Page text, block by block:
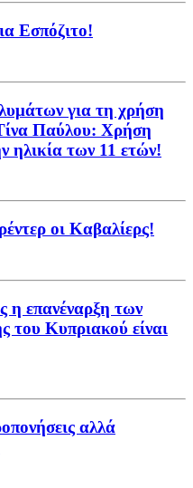
Εσπόζιτο!
για τη χρήση
Παύλου: Χρήση
ηλικία των 11 ετών!
οι Καβαλίερς!
η επανέναρξη των
του Κυπριακού είναι
αλλά